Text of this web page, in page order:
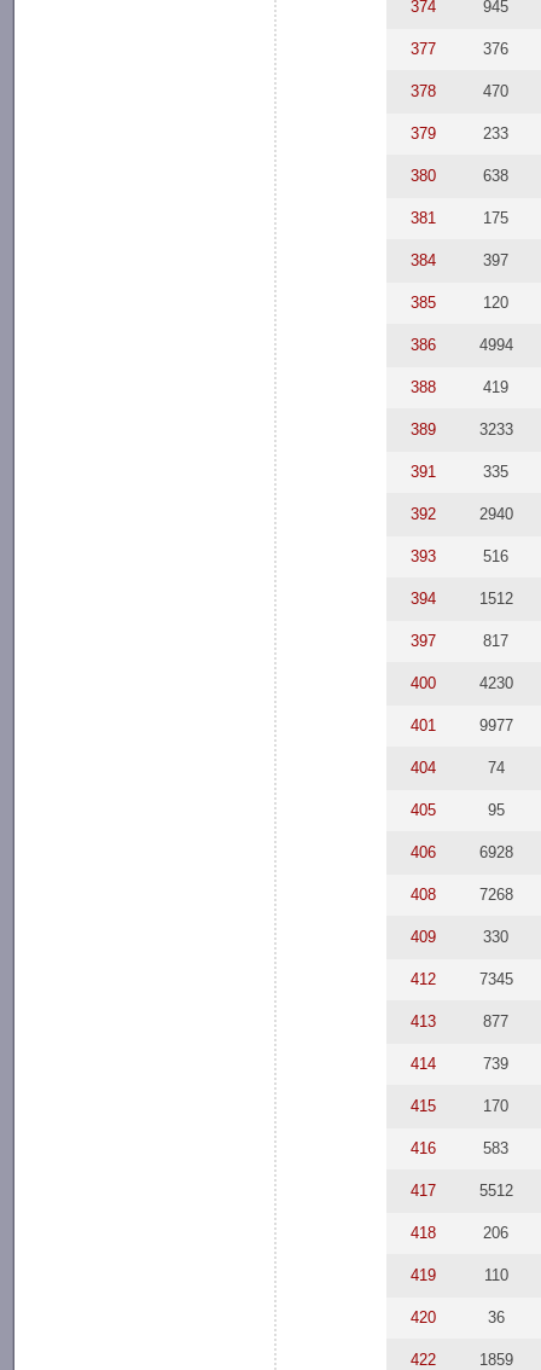
374 945
377 376
378 470
379 233
380 638
381 175
384 397
385 120
386 4994
388 419
389 3233
391 335
392 2940
393 516
394 1512
397 817
400 4230
401 9977
404 74
405 95
406 6928
408 7268
409 330
412 7345
413 877
414 739
415 170
416 583
417 5512
418 206
419 110
420 36
422 1859